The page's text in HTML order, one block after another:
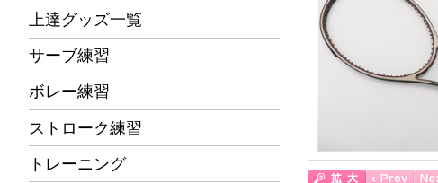
上達グッズ一覧
サーブ練習
ボレー練習
ストローク練習
トレーニング